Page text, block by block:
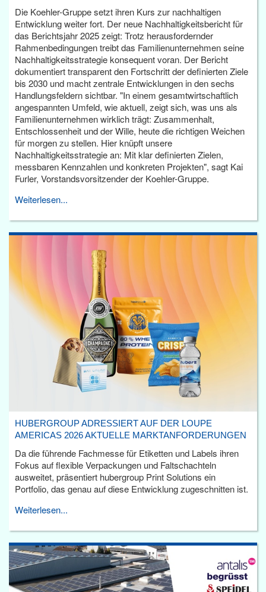
Die Koehler-Gruppe setzt ihren Kurs zur nachhaltigen
Entwicklung weiter fort. Der neue Nachhaltigkeitsbericht für
das Berichtsjahr 2025 zeigt: Trotz herausfordernder
Rahmenbedingungen treibt das Familienunternehmen seine
Nachhaltigkeitsstrategie konsequent voran. Der Bericht
dokumentiert transparent den Fortschritt der definierten Ziele
bis 2030 und macht zentrale Entwicklungen in den sechs
Handlungsfeldern sichtbar. "In einem gesamtwirtschaftlich
angespannten Umfeld, wie aktuell, zeigt sich, was uns als
Familienunternehmen wirklich trägt: Zusammenhalt,
Entschlossenheit und der Wille, heute die richtigen Weichen
für morgen zu stellen. Hier knüpft unsere
Nachhaltigkeitsstrategie an: Mit klar definierten Zielen,
messbaren Kennzahlen und konkreten Projekten", sagt Kai
Furler, Vorstandsvorsitzender der Koehler-Gruppe.
Weiterlesen...
HUBERGROUP ADRESSIERT AUF DER LOUPE
AMERICAS 2026 AKTUELLE MARKTANFORDERUNGEN
Da die führende Fachmesse für Etiketten und Labels ihren
Fokus auf flexible Verpackungen und Faltschachteln
ausweitet, präsentiert hubergroup Print Solutions ein
Portfolio, das genau auf diese Entwicklung zugeschnitten ist.
Weiterlesen...